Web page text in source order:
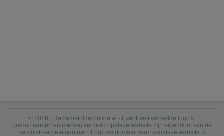
© 2026 · Reclamefolderonline.nl - Eventueel vermelde logo's,
productnamen en merken vermeld op deze website zijn eigendom van de
geregistreerde eigenaren. Logo en domeinnaam van deze website is